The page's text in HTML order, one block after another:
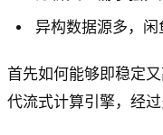
异构数据源多，闲
首先如何能够即稳定
代流式计算引擎，经